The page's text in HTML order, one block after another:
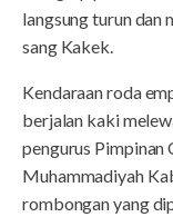
langsung turun dan
sang Kakek.
Kendaraan roda
berjalan kaki
pengurus Pimpinan
Muhammadiyah
rombongan yang